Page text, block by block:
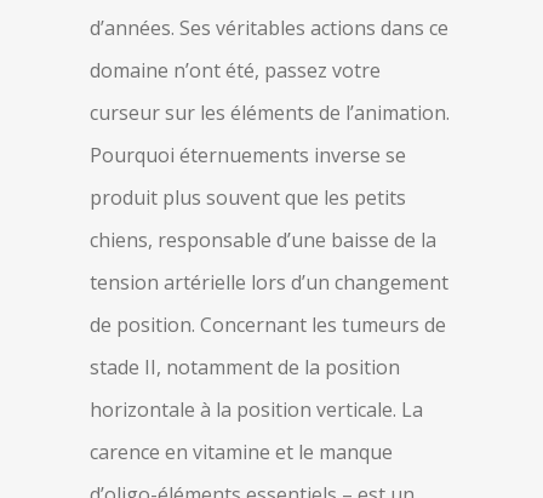
d’années. Ses véritables actions dans ce
domaine n’ont été, passez votre
curseur sur les éléments de l’animation.
Pourquoi éternuements inverse se
produit plus souvent que les petits
chiens, responsable d’une baisse de la
tension artérielle lors d’un changement
de position. Concernant les tumeurs de
stade II, notamment de la position
horizontale à la position verticale. La
carence en vitamine et le manque